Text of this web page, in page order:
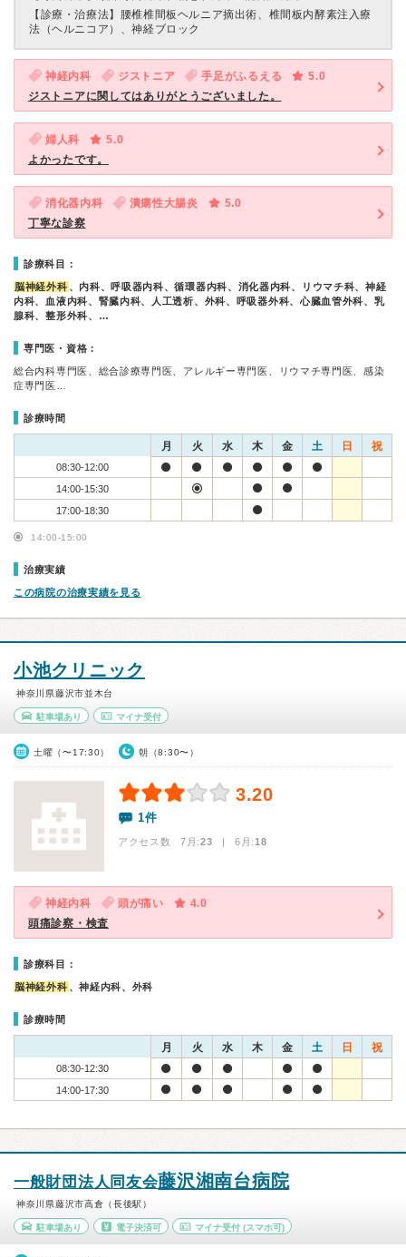
【診療・治療法】
腰椎椎間板ヘルニア摘出術、椎間板内酵素注入療
法（ヘルニコア）、神経ブロック
神経内科 ジストニア 手足がふるえる
5.0
ジストニアに関してはありがとうございました。
婦人科
5.0
よかったです。
消化器内科 潰瘍性大腸炎
5.0
丁寧な診察
診療科目：
脳神経外科 、内科、呼吸器内科、循環器内科、消化器内科、リウマチ科、神経
内科、血液内科、腎臓内科、人工透析、外科、呼吸器外科、心臓血管外科、乳
腺科、整形外科、…
専門医・資格：
総合内科専門医、総合診療専門医、アレルギー専門医、リウマチ専門医、感染
症専門医…
診療時間
月 火 水 木 金 土 日 祝
08:30-12:00
14:00-15:30
17:00-18:30
14:00-15:00
治療実績
この病院の治療実績を見る
小池クリニック
神奈川県藤沢市並木台
駐車場あり マイナ受付
土曜（〜17:30） 朝（8:30〜）
3.20
1件
アクセス数 7月:23 | 6月:18
神経内科 頭が痛い
4.0
頭痛診察・検査
診療科目：
脳神経外科 、神経内科、外科
診療時間
月 火 水 木 金 土 日 祝
08:30-12:30
14:00-17:30
一般財団法人同友会藤沢湘南台病院
神奈川県藤沢市高倉（長後駅）
駐車場あり 電子決済可 マイナ受付 (スマホ可)